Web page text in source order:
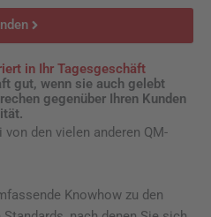
in Ihr Tagesgeschäft
gut, wenn sie auch gelebt
gegenüber Ihren Kunden
den vielen anderen QM-
Knowhow zu den